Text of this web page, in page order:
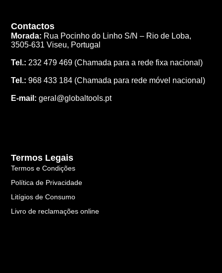
Contactos
Morada: Rua Pocinho do Linho S/N – Rio de Loba,
3505-631 Viseu, Portugal
Tel.: 232 479 469 (Chamada para a rede fixa nacional)
Tel.: 968 433 184 (Chamada para rede móvel nacional)
E-mail: geral@globaltools.pt
Termos Legais
Termos e Condições
Política de Privacidade
Litígios de Consumo
Livro de reclamações online